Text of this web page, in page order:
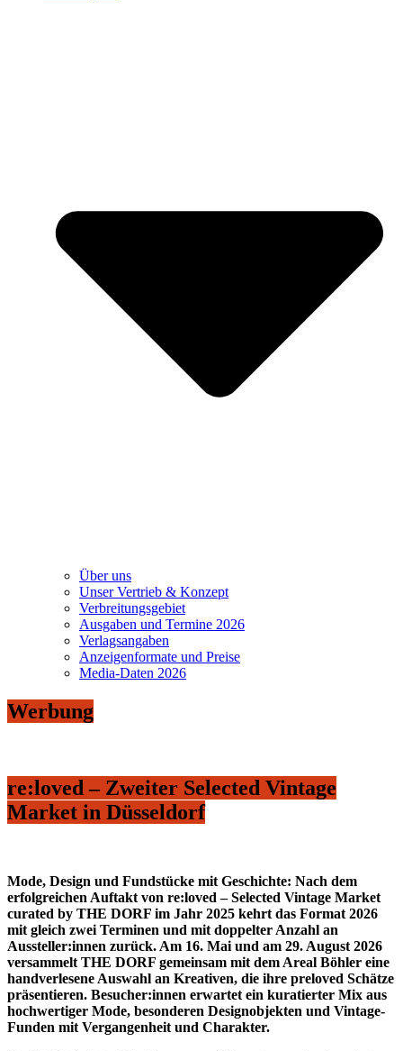
Über uns
Unser Vertrieb & Konzept
Verbreitungsgebiet
Ausgaben und Termine 2026
Verlagsangaben
Anzeigenformate und Preise
Media-Daten 2026
Werbung
re:loved – Zweiter Selected Vintage
Market in Düsseldorf
Mode, Design und Fundstücke mit Geschichte: Nach dem
erfolgreichen Auftakt von re:loved – Selected Vintage Market
curated by THE DORF im Jahr 2025 kehrt das Format 2026
mit gleich zwei Terminen und mit doppelter Anzahl an
Aussteller:innen zurück. Am 16. Mai und am 29. August 2026
versammelt THE DORF gemeinsam mit dem Areal Böhler eine
handverlesene Auswahl an Kreativen, die ihre preloved Schätze
präsentieren. Besucher:innen erwartet ein kuratierter Mix aus
hochwertiger Mode, besonderen Designobjekten und Vintage-
Funden mit Vergangenheit und Charakter.